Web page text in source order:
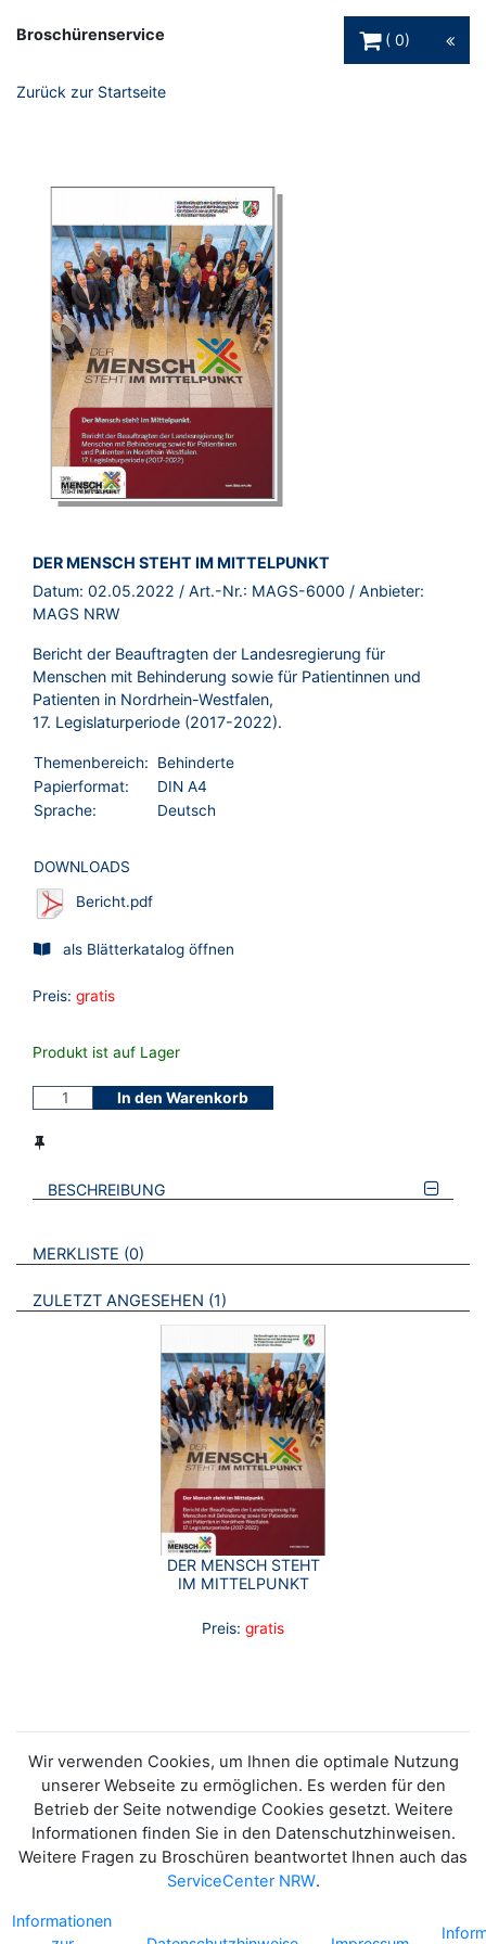
Broschürenservice
0
Zurück zur Startseite
BROSCHÜRE:
DER MENSCH STEHT IM MITTELPUNKT
Datum: 02.05.2022 / Art.-Nr.: MAGS-6000 / Anbieter:
MAGS NRW
Bericht der Beauftragten der Landesregierung für
Menschen mit Behinderung sowie für Patientinnen und
Patienten in Nordrhein-Westfalen,
17. Legislaturperiode (2017-2022).
Themenbereich:
Behinderte
Papierformat:
DIN A4
Sprache:
Deutsch
DOWNLOADS
Bericht.pdf
als Blätterkatalog öffnen
Preis: gratis
Produkt ist auf Lager
In den Warenkorb
BESCHREIBUNG
VERWEISE AUF VERMERKTE- ODER ZULETZT ANGESEHENE
MERKLISTE 0 BROSCHÜREN
ZULETZT ANGESEHEN 1 BROSCHÜREN
DER MENSCH STEHT
IM MITTELPUNKT
Preis: gratis
Wir verwenden Cookies, um Ihnen die optimale Nutzung
unserer Webseite zu ermöglichen. Es werden für den
Betrieb der Seite notwendige Cookies gesetzt. Weitere
Informationen finden Sie in den Datenschutzhinweisen.
Weitere Fragen zu Broschüren beantwortet Ihnen auch das
ServiceCenter NRW.
Informationen